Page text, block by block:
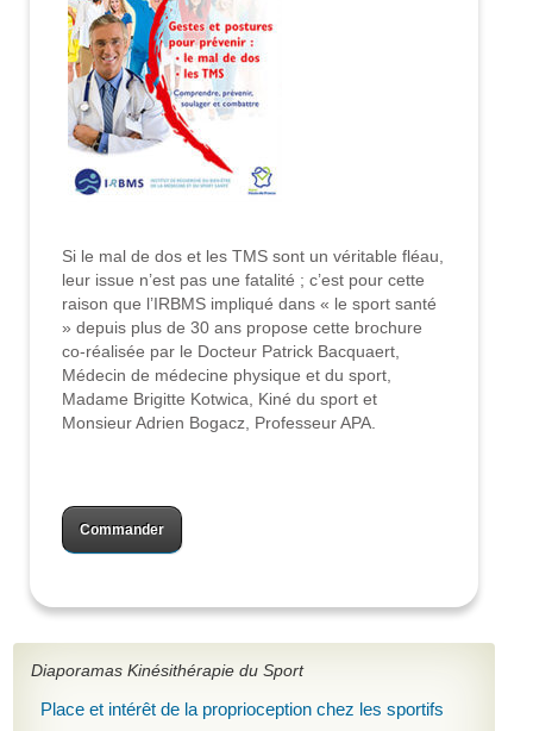
Si le mal de dos et les TMS sont un véritable fléau,
leur issue n’est pas une fatalité ; c’est pour cette
raison que l’IRBMS impliqué dans « le sport santé
» depuis plus de 30 ans propose cette brochure
co-réalisée par le Docteur Patrick Bacquaert,
Médecin de médecine physique et du sport,
Madame Brigitte Kotwica, Kiné du sport et
Monsieur Adrien Bogacz, Professeur APA.
Commander
Diaporamas Kinésithérapie du Sport
Place et intérêt de la proprioception chez les sportifs